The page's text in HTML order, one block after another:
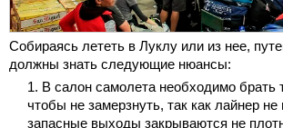
Собираясь лететь в Луклу или из нее,
должны знать следующие нюансы:
В салон самолета необходимо брать
чтобы не замерзнуть, так как лайнер
запасные выходы закрываются не